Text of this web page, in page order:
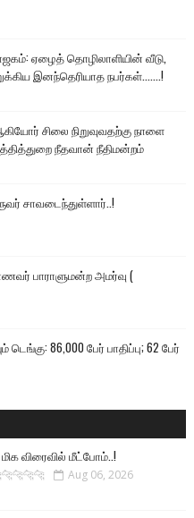
ஏழைத் தொழிலாளியின் வீடு,
இனந்தெரியாத நபர்கள்.......!
சிலை நிறுவுவதற்கு நாளை
நீதவான் நீதிமன்றம்
சாவடைந்துள்ளார்..!
பாராளுமன்ற அமர்வு (
86,000 பேர் பாதிப்பு; 62 பேர்
விரைவில் மீட்போம்..!
Aug 06, 2026